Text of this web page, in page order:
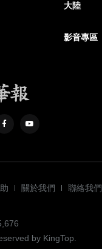
大陸
影音專區
關於我們 聯絡我們
by KingTop.